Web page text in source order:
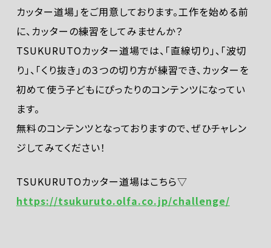
カッター道場」をご用意しております。工作を始める前
に、カッターの練習をしてみませんか？
TSUKURUTOカッター道場では、「直線切り」、「波切
り」、「くり抜き」の３つの切り方が練習でき、カッターを
初めて使う子どもにぴったりのコンテンツになってい
ます。
無料のコンテンツとなっておりますので、ぜひチャレン
ジしてみてください！
TSUKURUTOカッター道場はこちら▽
https://tsukuruto.olfa.co.jp/challenge/